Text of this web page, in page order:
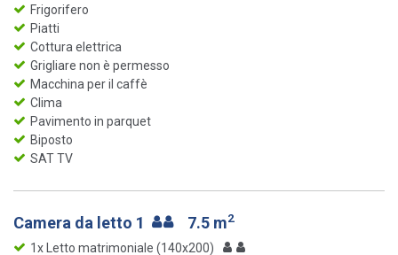
Frigorifero
Piatti
Cottura elettrica
Grigliare non è permesso
Macchina per il caffè
Clima
Pavimento in parquet
Biposto
SAT TV
Camera da letto 1 7.5 m2
1x Letto matrimoniale (140x200)